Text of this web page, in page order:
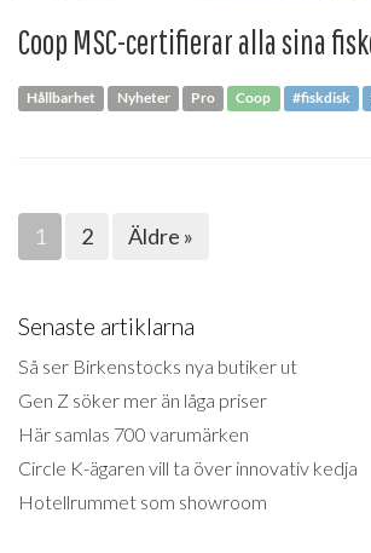
Coop MSC-certifierar alla sina
Hållbarhet Nyheter Pro Coop #fiskdisk
1 2 Äldre »
Senaste artiklarna
Så ser Birkenstocks nya butiker ut
Gen Z söker mer än låga priser
Här samlas 700 varumärken
Circle K-ägaren vill ta över innovativ kedja
Hotellrummet som showroom